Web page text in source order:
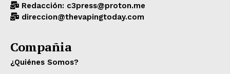
Redacción: c3press@proton.me
direccion@thevapingtoday.com
Compañia
¿Quiénes Somos?